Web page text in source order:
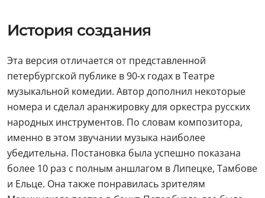
История создания
Эта версия отличается от представленной
петербургской публике в 90-х годах в Театре
музыкальной комедии. Автор дополнил некоторые
номера и сделал аранжировку для оркестра русских
народных инструментов. По словам композитора,
именно в этом звучании музыка наиболее
убедительна. Постановка была успешно показана
более 10 раз с полным аншлагом в Липецке, Тамбове
и Ельце. Она также понравилась зрителям